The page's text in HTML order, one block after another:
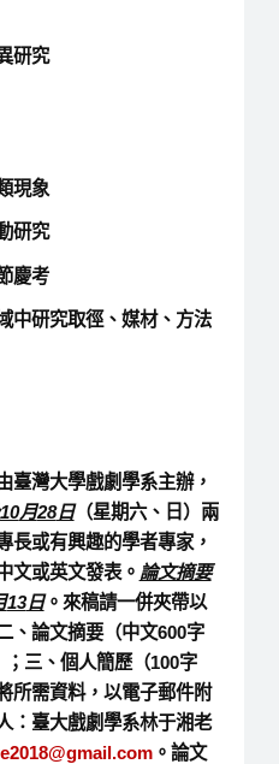
研究
現象
研究
慶考
中研究取徑、媒材、方法
臺灣大學戲劇學系主辦，
10月28日（星期六、日） 兩
長或有興趣的學者專家，
文或英文發表。 論文摘要
13日。來稿請一併夾帶以
、論文摘要（中文600字
三、個人簡歷（100字
所需資料，以電子郵件附
：臺大戲劇學系林于湘老
。論文